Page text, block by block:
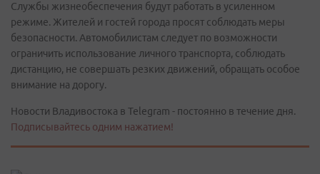
Службы жизнеобеспечения будут работать в усиленном
режиме. Жителей и гостей города просят соблюдать меры
безопасности. Автомобилистам следует по возможности
ограничить использование личного транспорта, соблюдать
дистанцию, не совершать резких движений, обращать особое
внимание на дорогу.
Новости Владивостока в Telegram - постоянно в течение дня.
Подписывайтесь одним нажатием!